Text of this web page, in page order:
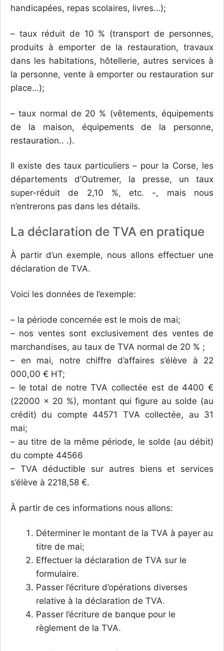
handicapées, repas scolaires, livres…);
– taux réduit de 10 % (transport de personnes,
produits à emporter de la restauration, travaux
dans les habitations, hôtellerie, autres services à
la personne, vente à emporter ou restauration sur
place…);
– taux normal de 20 % (vêtements, équipements
de la maison, équipements de la personne,
restauration.. .).
Il existe des taux particuliers – pour la Corse, les
départements d’Outremer, la presse, un taux
super-réduit de 2,10 %, etc. -, mais nous
n’entrerons pas dans les détails.
La déclaration de TVA en pratique
À partir d’un exemple, nous allons effectuer une
déclaration de TVA.
Voici les données de l’exemple:
– la période concernée est le mois de mai;
– nos ventes sont exclusivement des ventes de
marchandises, au taux de TVA normal de 20 % ;
– en mai, notre chiffre d’affaires s’élève à 22
000,00 € HT;
– le total de notre TVA collectée est de 4400 €
(22000 x 20 %), montant qui figure au solde (au
crédit) du compte 44571 TVA collectée, au 31
mai;
– au titre de la même période, le solde (au débit)
du compte 44566
– TVA déductible sur autres biens et services
s’élève à 2218,58 €.
À partir de ces informations nous allons:
Déterminer le montant de la TVA à payer au
titre de mai;
Effectuer la déclaration de TVA sur le
formulaire.
Passer l’écriture d’opérations diverses
relative à la déclaration de TVA.
Passer l’écriture de banque pour le
règlement de la TVA.